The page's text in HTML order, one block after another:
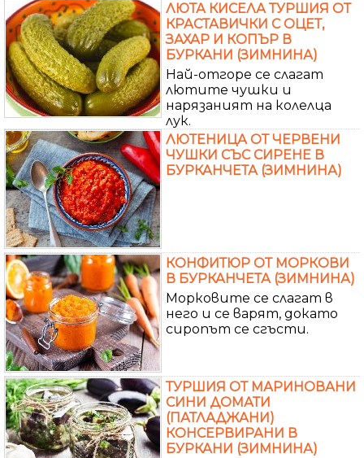
ЛЮТА КИСЕЛА ТУРШИЯ ОТ
КРАСТАВИЧКИ С ОЦЕТ,
ЗАХАР И КОПЪР В
БУРКАНИ (ЗИМНИНА)
Най-отгоре се слагат
лютите чушки и
нарязаният на колелца
лук.
ЛЮТЕНИЦА ОТ ЧЕРВЕНИ
ЧУШКИ СЪС СИРЕНЕ В
БУРКАНЧЕТА (ЗИМНИНА)
КОНФИТЮР ОТ МОРКОВИ
В БУРКАНЧЕТА (ЗИМНИНА)
Морковите се слагат в
него и се варят, докато
сиропът се сгъсти.
ТУРШИЯ ОТ МАРИНОВАНИ
СИНИ ДОМАТИ
(ПАТЛАДЖАНИ)
КОНСЕРВИРАНИ В
БУРКАНИ (ЗИМНИНА)